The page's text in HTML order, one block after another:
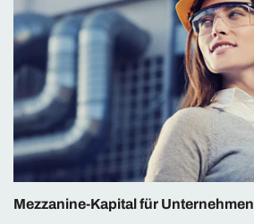
Mezzanine-Kapital für Unternehmen